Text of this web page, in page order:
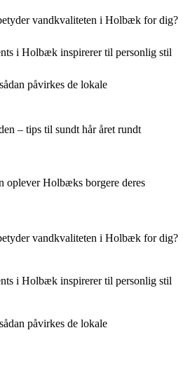
vandkvaliteten i Holbæk for dig?
i Holbæk inspirerer til personlig stil
påvirkes de lokale
– tips til sundt hår året rundt
oplever Holbæks borgere deres
vandkvaliteten i Holbæk for dig?
i Holbæk inspirerer til personlig stil
påvirkes de lokale